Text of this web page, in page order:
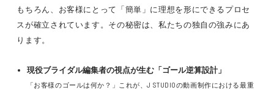
もちろん、お客様にとって「簡単」に理想を形にできるプロセ
スが確立されています。その秘密は、私たちの独自の強みにあ
ります。
現役ブライダル編集者の視点が生む「ゴール逆算設計」
「お客様のゴールは何か？」これが、J STUDIOの動画制作における最重